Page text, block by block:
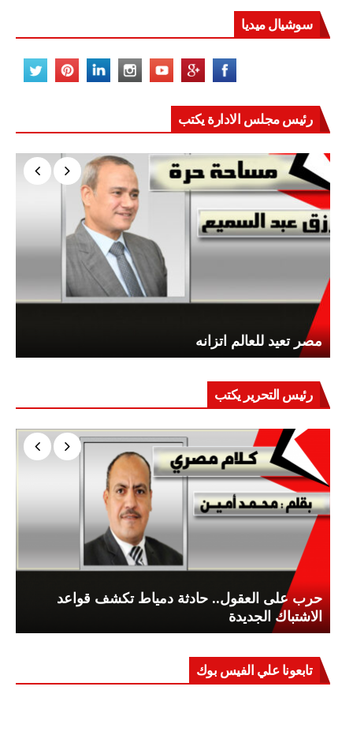
سوشيال ميديا
رئيس مجلس الادارة يكتب
مصر تعيد للعالم اتزانه
رئيس التحرير يكتب
حرب على العقول.. حادثة دمياط تكشف قواعد
الاشتباك الجديدة
تابعونا علي الفيس بوك